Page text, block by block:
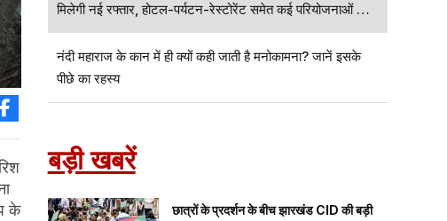
के
मिलेगी नई रफ्तार, होटल-पर्यटन-रेस्टोरेंट समेत कई परियोजनाओं को
दिखाई हरी झंडी
नंदी महाराज के कान में ही क्यों कही जाती है मनोकामना? जानें इसके
पीछे का रहस्य
बड़ी खबरें
छात्रों के प्रदर्शन के बीच झारखंड CID की बड़ी